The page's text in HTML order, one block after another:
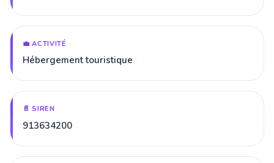
💼 ACTIVITÉ
Hébergement touristique
📄 SIREN
913634200